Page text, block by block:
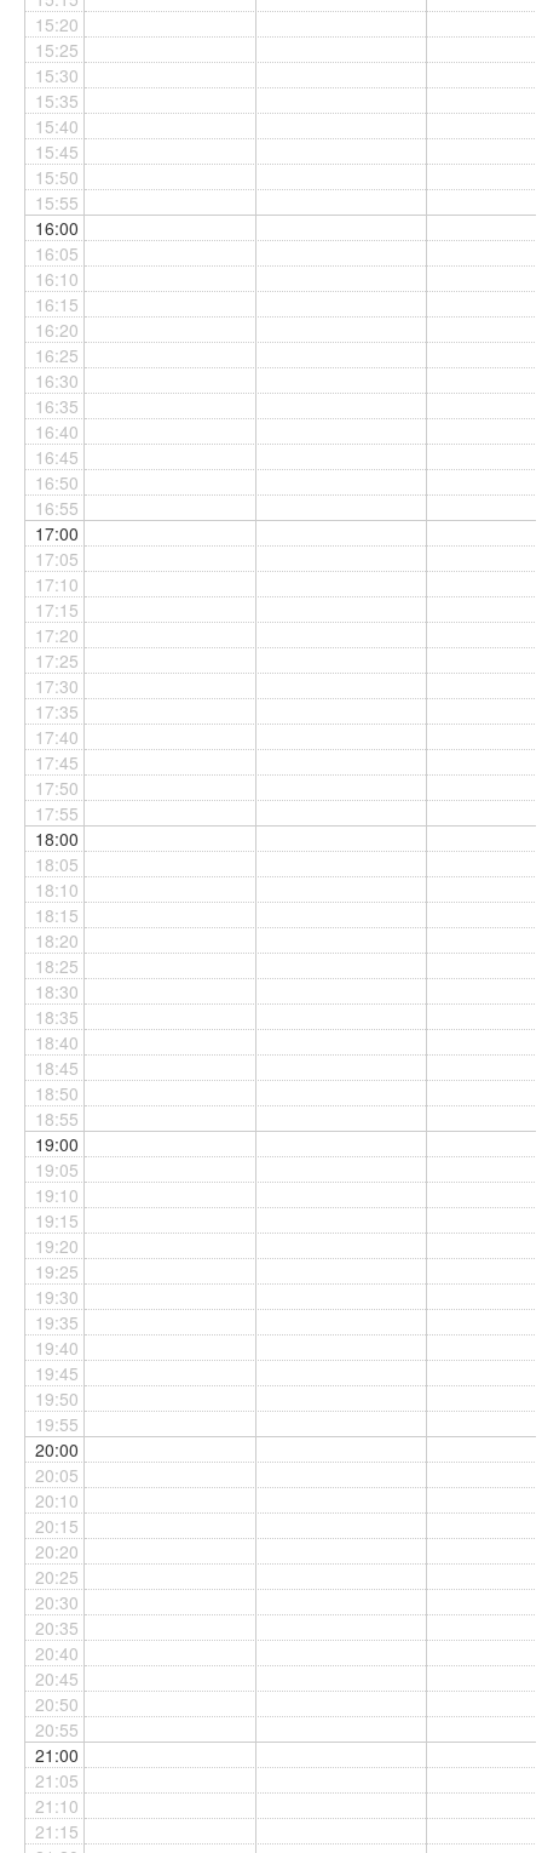
15:20
15:25
15:30
15:35
15:40
15:45
15:50
15:55
16:00
16:05
16:10
16:15
16:20
16:25
16:30
16:35
16:40
16:45
16:50
16:55
17:00
17:05
17:10
17:15
17:20
17:25
17:30
17:35
17:40
17:45
17:50
17:55
18:00
18:05
18:10
18:15
18:20
18:25
18:30
18:35
18:40
18:45
18:50
18:55
19:00
19:05
19:10
19:15
19:20
19:25
19:30
19:35
19:40
19:45
19:50
19:55
20:00
20:05
20:10
20:15
20:20
20:25
20:30
20:35
20:40
20:45
20:50
20:55
21:00
21:05
21:10
21:15